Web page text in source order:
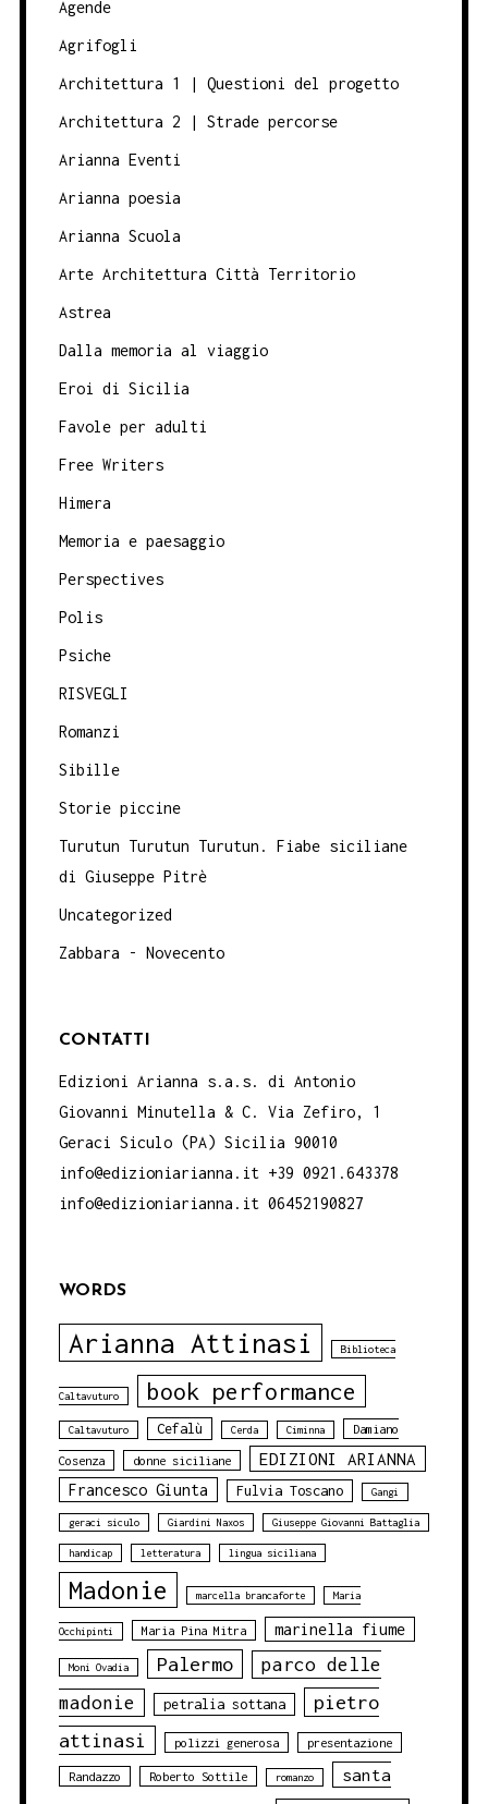
Agende
Agrifogli
Architettura 1 | Questioni del progetto
Architettura 2 | Strade percorse
Arianna Eventi
Arianna poesia
Arianna Scuola
Arte Architettura Città Territorio
Astrea
Dalla memoria al viaggio
Eroi di Sicilia
Favole per adulti
Free Writers
Himera
Memoria e paesaggio
Perspectives
Polis
Psiche
RISVEGLI
Romanzi
Sibille
Storie piccine
Turutun Turutun Turutun. Fiabe siciliane
di Giuseppe Pitrè
Uncategorized
Zabbara - Novecento
CONTATTI
Edizioni Arianna s.a.s. di Antonio
Giovanni Minutella & C. Via Zefiro, 1
Geraci Siculo (PA) Sicilia 90010
info@edizioniarianna.it +39 0921.643378
info@edizioniarianna.it 06452190827
WORDS
Arianna Attinasi Biblioteca
Caltavuturo book performance
Caltavuturo Cefalù Cerda Ciminna Damiano
Cosenza donne siciliane EDIZIONI ARIANNA
Francesco Giunta Fulvia Toscano Gangi
geraci siculo Giardini Naxos Giuseppe Giovanni Battaglia
handicap letteratura lingua siciliana
Madonie marcella brancaforte Maria
Occhipinti Maria Pina Mitra marinella fiume
Moni Ovadia Palermo
parco delle
madonie
petralia sottana
pietro
attinasi
polizzi generosa presentazione
Randazzo Roberto Sottile romanzo santa